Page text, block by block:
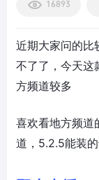
16893
近期大家问的比
不了了，今天这
方频道较多
喜欢看地方频道
道，5.2.5能装